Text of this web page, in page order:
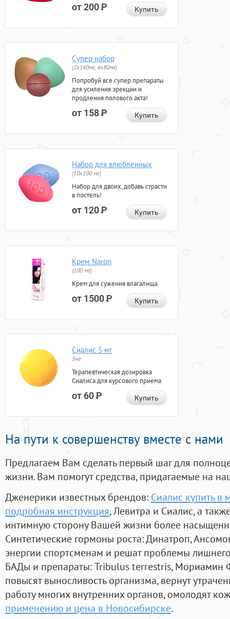
от 200Р Купить
Супер набор
(2х160мг, 4х80мг)
Попробуй все супер препараты
для усиления эрекции и
продления полового акта!
от 158Р Купить
Набор для влюбленных
(10х100 мг)
Набор для двоих, добавь страсти
в постель!
от 120Р Купить
Крем Naron
(100 мг)
Крем для сужения влагалища
от 1500Р Купить
Сиалис 5 мг
5мг
Терапевтическая дозировка
Сиалиса для курсового приема
от 60Р Купить
На пути к совершенству вместе с нами
Предлагаем Вам сделать первый шаг для
жизни. Вам помогут средства, придагаемые на
Дженерики известных брендов: Сиалис купить в
подробная инструкция, Левитра и Сиалис, а
интимную сторону Вашей жизни более
Синтетические гормоны роста: Динатроп,
энергии спортсменам и решат проблемы
БАДы и препараты:Tribulus terrestris, Мориамин
повысят выносливость организма, вернут
работу многих внутренних органов, омолодят
применению и цена в Новосибирске.